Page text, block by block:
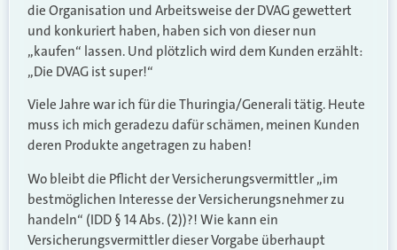
die Organisation und Arbeitsweise der DVAG gewettert
und konkuriert haben, haben sich von dieser nun
„kaufen“ lassen. Und plötzlich wird dem Kunden erzählt:
„Die DVAG ist super!“
Viele Jahre war ich für die Thuringia/Generali tätig. Heute
muss ich mich geradezu dafür schämen, meinen Kunden
deren Produkte angetragen zu haben!
Wo bleibt die Pflicht der Versicherungsvermittler „im
bestmöglichen Interesse der Versicherungsnehmer zu
handeln“ (IDD § 14 Abs. (2))?! Wie kann ein
Versicherungsvermittler dieser Vorgabe überhaupt